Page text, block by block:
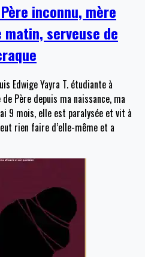
inconnu, mère
serveuse de
Edwige Yayra T. étudiante à
Père depuis ma naissance, ma
9 mois, elle est paralysée et vit à
rien faire d’elle-même et a